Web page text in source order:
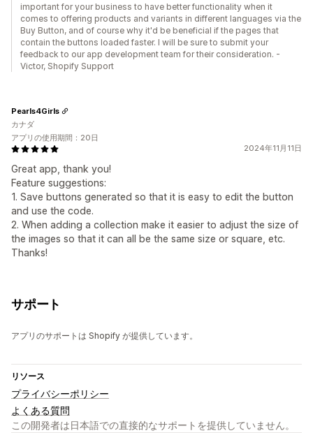
important for your business to have better functionality when it
comes to offering products and variants in different languages via the
Buy Button, and of course why it'd be beneficial if the pages that
contain the buttons loaded faster. I will be sure to submit your
feedback to our app development team for their consideration. -
Victor, Shopify Support
2024年11月11日
Great app, thank you!
Feature suggestions:
1. Save buttons generated so that it is easy to edit the button
and use the code.
2. When adding a collection make it easier to adjust the size of
the images so that it can all be the same size or square, etc.
Thanks!
Pearls4Girls
カナダ
アプリの使用期間：20日
サポート
アプリのサポートは Shopify が提供しています。
リソース
プライバシーポリシー
よくある質問
この開発者は日本語での直接的なサポートを提供していません。